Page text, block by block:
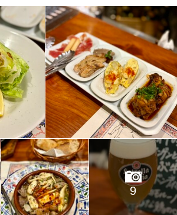
9